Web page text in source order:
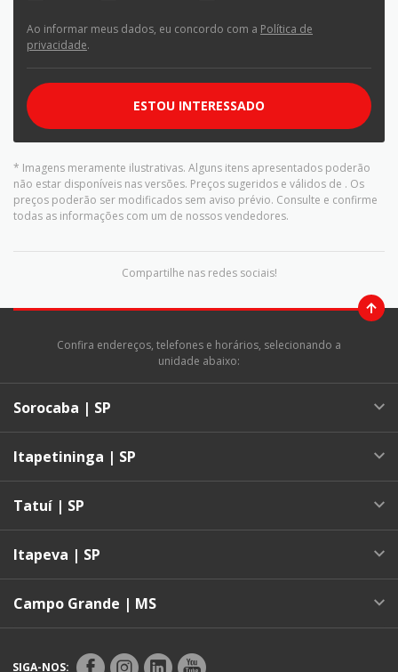
Ao informar meus dados, eu concordo com a Política de
privacidade.
ESTOU INTERESSADO
* Imagens meramente ilustrativas. Alguns itens apresentados poderão
não estar disponíveis nas versões. Preços sugeridos e válidos de . Os
preços poderão ser modificados sem aviso prévio. Consulte e confirme
todas as informações com um de nossos vendedores.
Compartilhe nas redes sociais!
Confira endereços, telefones e horários, selecionando a
unidade abaixo:
Sorocaba | SP
Itapetininga | SP
Tatuí | SP
Itapeva | SP
Campo Grande | MS
SIGA-NOS: